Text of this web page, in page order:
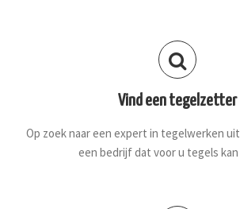
Vind een tegelzetter
Op zoek naar een expert in tegelwerken uit
een bedrijf dat voor u tegels